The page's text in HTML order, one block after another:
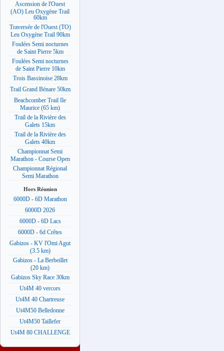
Ascension de l'Ouest
(AO) Leu Oxygène Trail
60km
Traversée de l'Ouest (TO)
Leu Oxygène Trail 90km
Foulées Semi nocturnes
de Saint Pierre 5km
Foulées Semi nocturnes
de Saint Pierre 10km
Trois Bassinoise 28km
Trail Grand Bénare 50km
Beachcomber Trail Ile
Maurice (65 km)
Trail de la Rivière des
Galets 15km
Trail de la Rivière des
Galets 40km
Championnat Semi
Marathon - Course Open
Championnat Régional
Semi Marathon
Hors Réunion
6000D - 6D Marathon
6000D 2026
6000D - 6D Lacs
6000D - 6d Crêtes
Gabizos - KV l'Omi Agut
(3.5 km)
Gabizos - La Berbeillet
(20 km)
Gabizos Sky Race 30km
Ut4M 40 vercors
Ut4M 40 Chartreuse
Ut4M50 Belledonne
Ut4M50 Taillefer
Ut4M 80 CHALLENGE